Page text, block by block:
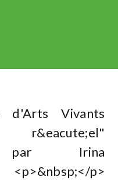
d'Arts Vivants
par Irina
p>